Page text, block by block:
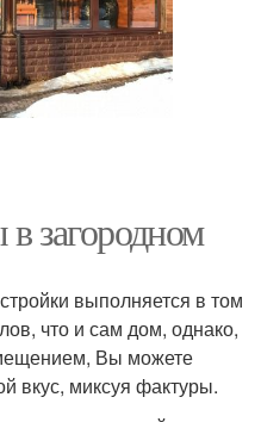
загородном
выполняется в том
что и сам дом, однако,
Вы можете
вкус, миксуя фактуры.